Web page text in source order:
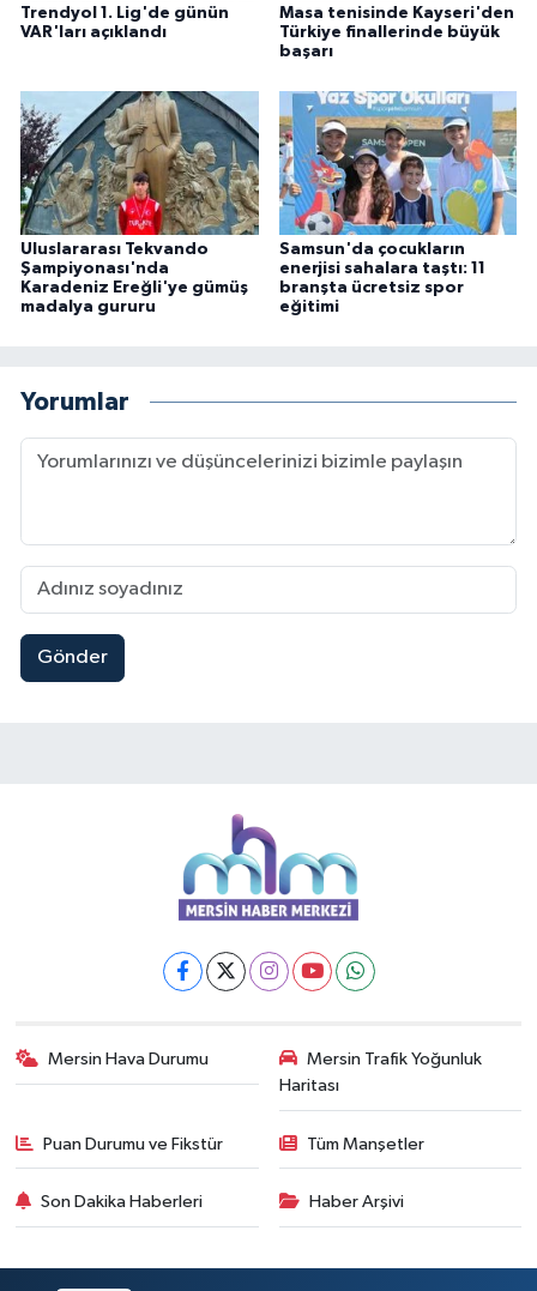
Trendyol 1. Lig'de günün
VAR'ları açıklandı
Masa tenisinde Kayseri'den
Türkiye finallerinde büyük
başarı
Uluslararası Tekvando
Şampiyonası'nda
Karadeniz Ereğli'ye gümüş
madalya gururu
Samsun'da çocukların
enerjisi sahalara taştı: 11
branşta ücretsiz spor
eğitimi
Yorumlar
Gönder
Mersin Hava Durumu
Mersin Trafik Yoğunluk
Haritası
Puan Durumu ve Fikstür Tüm Manşetler
Son Dakika Haberleri Haber Arşivi